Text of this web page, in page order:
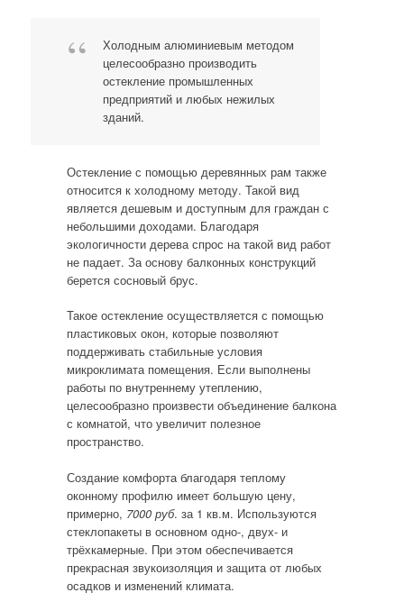
Холодным алюминиевым методом
целесообразно производить
остекление промышленных
предприятий и любых нежилых
зданий.
Остекление с помощью деревянных рам также
относится к холодному методу. Такой вид
является дешевым и доступным для граждан с
небольшими доходами. Благодаря
экологичности дерева спрос на такой вид работ
не падает. За основу балконных конструкций
берется сосновый брус.
Такое остекление осуществляется с помощью
пластиковых окон, которые позволяют
поддерживать стабильные условия
микроклимата помещения. Если выполнены
работы по внутреннему утеплению,
целесообразно произвести объединение балкона
с комнатой, что увеличит полезное
пространство.
Создание комфорта благодаря теплому
оконному профилю имеет большую цену,
примерно, 7000 руб. за 1 кв.м. Используются
стеклопакеты в основном одно-, двух- и
трёхкамерные. При этом обеспечивается
прекрасная звукоизоляция и защита от любых
осадков и изменений климата.